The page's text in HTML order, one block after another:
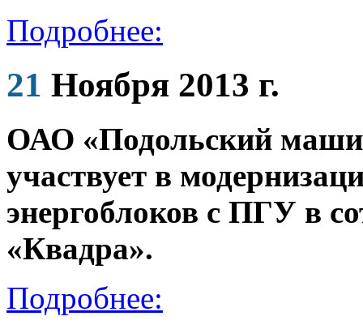
Подробнее:
21 Ноября 2013 г.
ОАО «Подольский
участвует в
энергоблоков с ПГУ в
«Квадра».
Подробнее: